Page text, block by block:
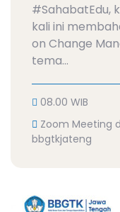
#SahabatEdu,
kali ini
on Change
tema...
08.00 WIB
Zoom Meeting
bbgtkjateng